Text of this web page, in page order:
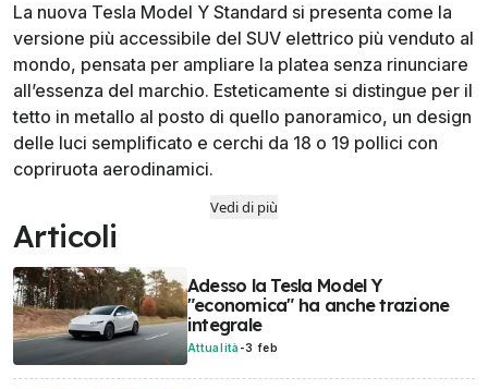
La nuova Tesla Model Y Standard si presenta come la
versione più accessibile del SUV elettrico più venduto al
mondo, pensata per ampliare la platea senza rinunciare
all’essenza del marchio. Esteticamente si distingue per il
tetto in metallo al posto di quello panoramico, un design
delle luci semplificato e cerchi da 18 o 19 pollici con
copriruota aerodinamici.
Vedi di più
Articoli
Adesso la Tesla Model Y
"economica" ha anche trazione
integrale
Attualità -3 feb